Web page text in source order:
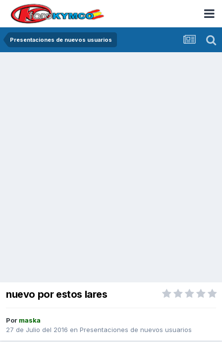
Presentaciones de nuevos usuarios
nuevo por estos lares
Por maska
27 de Julio del 2016 en Presentaciones de nuevos usuarios